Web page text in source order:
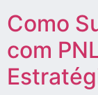
Como
com